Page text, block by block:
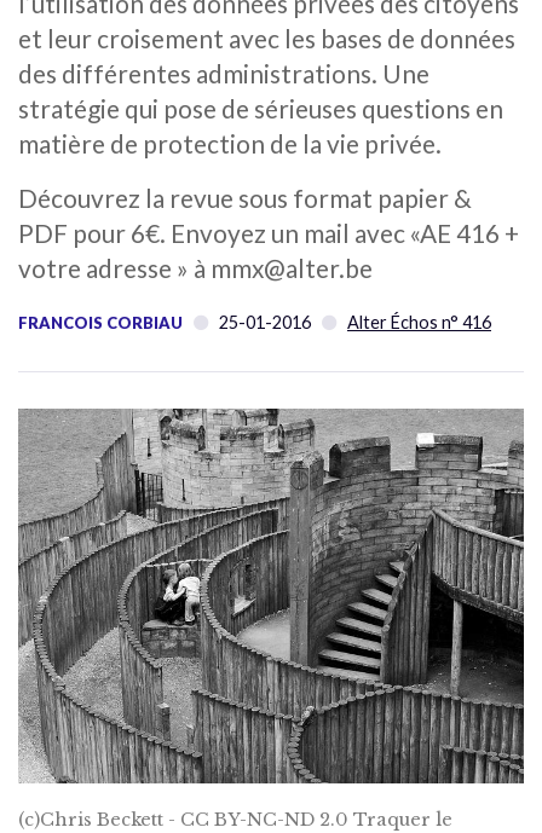
et leur croisement avec les bases de données
des différentes administrations. Une
stratégie qui pose de sérieuses questions en
matière de protection de la vie privée.
Découvrez la revue sous format papier &
PDF pour 6€. Envoyez un mail avec «AE 416 +
votre adresse » à mmx@alter.be
FRANCOIS CORBIAU 25-01-2016 Alter Échos n° 416
(c)Chris Beckett - CC BY-NC-ND 2.0 Traquer le